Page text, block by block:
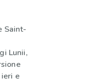
Saint-
Lunii,
e